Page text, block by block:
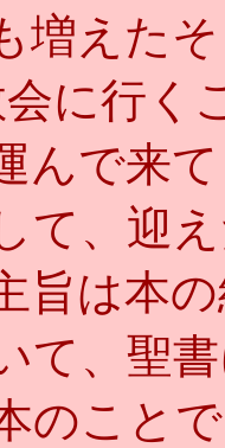
増えた
会に行く
んで来
て、迎
旨は本
て、聖
のこと